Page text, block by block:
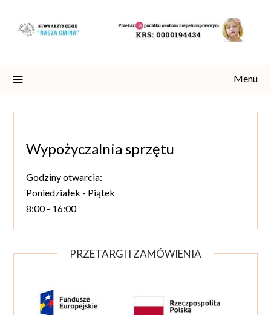
content
Menu
Wypożyczalnia sprzętu
Godziny otwarcia:
Poniedziałek - Piątek
8:00 - 16:00
PRZETARGI I ZAMÓWIENIA